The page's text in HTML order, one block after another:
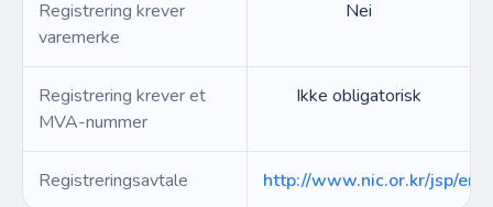
Registrering krever
varemerke
Nei
Registrering krever et
MVA-nummer
Ikke obligatorisk
Registreringsavtale http://www.nic.or.kr/jsp/